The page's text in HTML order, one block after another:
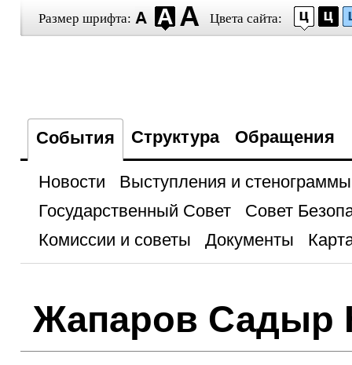
Размер шрифта: Цвета сайта:
События Структура Обращения
Новости
Выступления и стенограммы
Государственный Совет
Совет
Комиссии и советы
Документы
Жапаров Садыр